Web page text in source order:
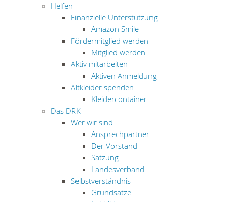
Helfen
Finanzielle Unterstützung
Amazon Smile
Fördermitglied werden
Mitglied werden
Aktiv mitarbeiten
Aktiven Anmeldung
Altkleider spenden
Kleidercontainer
Das DRK
Wer wir sind
Ansprechpartner
Der Vorstand
Satzung
Landesverband
Selbstverständnis
Grundsätze